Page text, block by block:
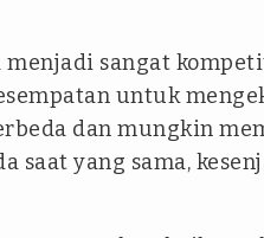
menjadi sangat
untuk
dan mungkin
saat yang sama,